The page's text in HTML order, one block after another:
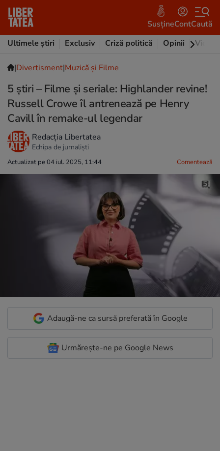
SusțineContCaută
Ultimele știri
Exclusiv Criză politică Opinii Video
|Divertisment|Muzică și Filme
5 știri – Filme și seriale: Highlander revine!
Russell Crowe îl antrenează pe Henry
Cavill în remake-ul legendar
Redacția Libertatea
Echipa de jurnaliști
Actualizat pe 04 iul. 2025, 11:44 Comentează
Adaugă-ne ca sursă preferată în Google
Urmărește-ne pe Google News